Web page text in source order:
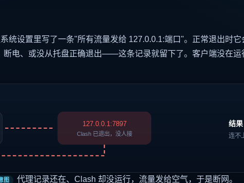
统设置里写了一条"所有流量发给 127.0.0.1:端口"。正常退出时它
断电、或没从托盘正确退出——这条记录就留下了。客户端没在运
127.0.0.1:7897
Clash 已退出，没人接
结果
连不
图 代理记录还在、Clash 却没运行，流量发给空气，于是断网。